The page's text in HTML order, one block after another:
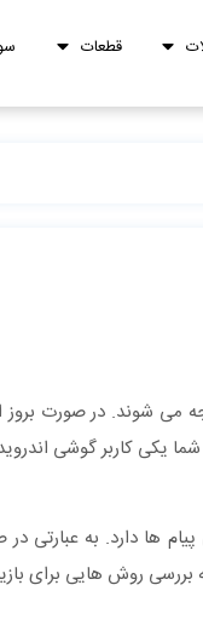
قطعات
می شوند. در صورت
یکی کاربر گوشی
ها دارد. به
روش هایی برای